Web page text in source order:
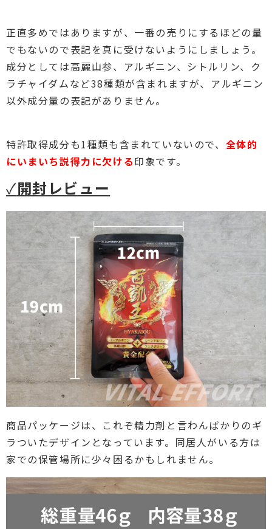
正直多めではありますが、一番の売りにするほどの量
でもないので表記を真に受けないようにしましょう。
成分としては高麗山参、アルギニン、シトルリン、ク
ラチャイダムなど38種類が含まれますが、アルギニン
以外成分量の表記がありません。
特許取得成分も1種類も含まれていないので、 全体的
にいまいち説得力に欠ける印象です。
✓開封レビュー
商品パッケージは、これぞ精力剤と言わんばかりのギ
ラついたデザインとなっています。同居人がいる方は
家での保管場所に少々困るかもしれません。